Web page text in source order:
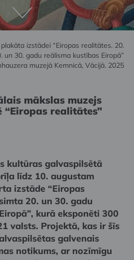
izstādei “Eiropas realitātes. 20.
un 30. gadu reālisma kustības Eiropā”
muzejā Kemnicā, Vācijā. 2025
mākslas muzejs
realitātes”
kultūras galvaspilsētā
līdz 10. augustam
izstāde “Eiropas
20. un 30. gadu
kurā eksponēti 300
valsts. Projektā, kas ir šīs
galvenais
notikums, ar nozīmīgu